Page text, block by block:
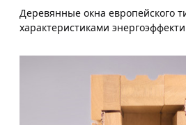
Деревянные окна европейского
характеристиками